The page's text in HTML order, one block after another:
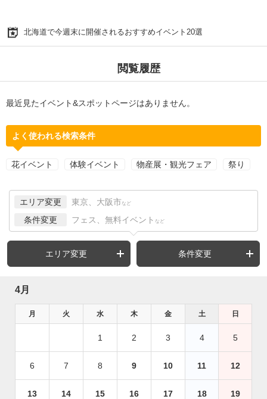
北海道で今週末に開催されるおすすめイベント20選
閲覧履歴
最近見たイベント&スポットページはありません。
よく使われる検索条件
花イベント 体験イベント 物産展・観光フェア 祭り
エリア変更 東京、大阪市 など
条件変更 フェス、無料イベント など
エリア変更 条件変更
4月
月 火 水 木 金 土 日
1 2 3 4 5
6 7 8 9 10 11 12
13 14 15 16 17 18 19